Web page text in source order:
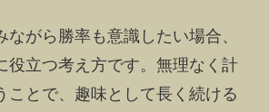
がら勝率も意識したい場合、
役立つ考え方です。無理なく計
ことで、趣味として長く続ける